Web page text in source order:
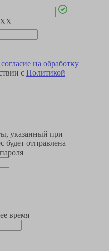
согласие на обработку
с Политикой
указанный при
будет отправлена
время